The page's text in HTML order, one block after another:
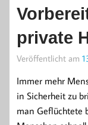
private
Veröffentlicht am
Immer mehr
in Sicherheit zu
man Geflüchtete